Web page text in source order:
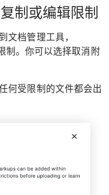
制或编辑限制
文档管理工具，
制。你可以选择取消附
何受限制的文件都会出